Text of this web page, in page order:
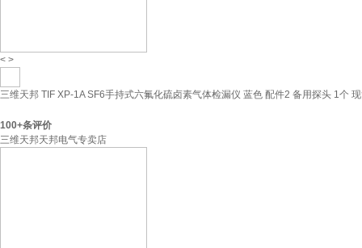
< >
三维天邦 TIF XP-1A SF6手持式六氟化硫卤素气体检漏仪 蓝色 配件2 备用探头 1个
100+条评价
三维天邦天邦电气专卖店